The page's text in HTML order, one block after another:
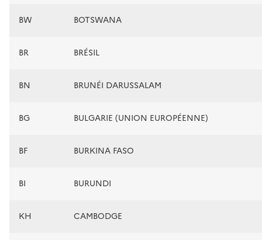
BW BOTSWANA
BR BRÉSIL
BN BRUNÉI DARUSSALAM
BG BULGARIE (UNION EUROPÉENNE)
BF BURKINA FASO
BI BURUNDI
KH CAMBODGE